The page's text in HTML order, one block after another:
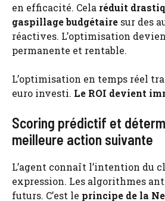
en efficacité. Cela réduit
gaspillage budgétaire sur des
réactives. L’optimisation
permanente et rentable.
L’optimisation en temps réel
euro investi. Le ROI devient
Scoring prédictif et
meilleure action suivante
L’agent connaît l’intention du
expression. Les algorithmes
futurs. C’est le principe de la